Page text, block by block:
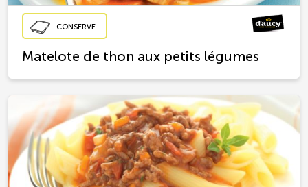
CONSERVE
Matelote de thon aux petits légumes